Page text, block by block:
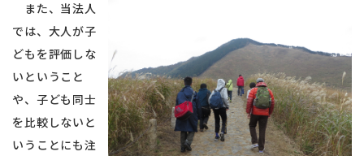
また、当法人
では、大人が子
どもを評価しな
いということ
や、子ども同士
を比較しないと
いうことにも注